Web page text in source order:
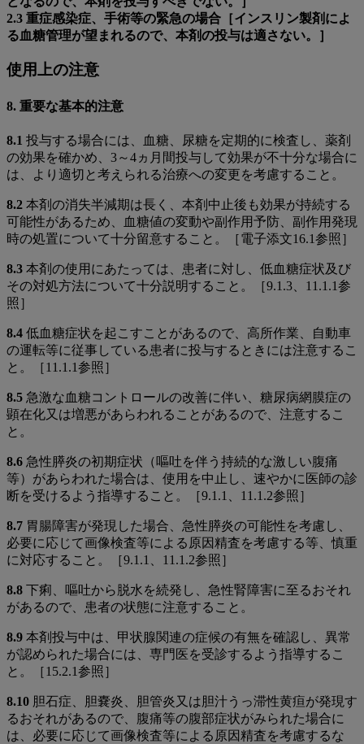
項
等
情
報
2.3 重症感染症、手術等の緊急の場合［インスリン製剤によ
る血糖管理が望まれるので、本剤の投与は適さない。］
使用上の注意
8. 重要な基本的注意
8.1 投与する場合には、血糖、尿糖を定期的に検査し、薬剤
の効果を確かめ、3～4ヵ月間投与して効果が不十分な場合に
は、より適切と考えられる治療への変更を考慮すること。
8.2 本剤の消失半減期は長く、本剤中止後も効果が持続する
可能性があるため、血糖値の変動や副作用予防、副作用発現
時の処置について十分留意すること。［電子添文16.1参照］
8.3 本剤の使用にあたっては、患者に対し、低血糖症状及び
その対処方法について十分説明すること。［9.1.3、11.1.1参
照］
8.4 低血糖症状を起こすことがあるので、高所作業、自動車
の運転等に従事している患者に投与するときには注意するこ
と。［11.1.1参照］
8.5 急激な血糖コントロールの改善に伴い、糖尿病網膜症の
顕在化又は増悪があらわれることがあるので、注意するこ
と。
8.6 急性膵炎の初期症状（嘔吐を伴う持続的な激しい腹痛
等）があらわれた場合は、使用を中止し、速やかに医師の診
断を受けるよう指導すること。［9.1.1、11.1.2参照］
8.7 胃腸障害が発現した場合、急性膵炎の可能性を考慮し、
必要に応じて画像検査等による原因精査を考慮する等、慎重
に対応すること。［9.1.1、11.1.2参照］
8.8 下痢、嘔吐から脱水を続発し、急性腎障害に至るおそれ
があるので、患者の状態に注意すること。
8.9 本剤投与中は、甲状腺関連の症候の有無を確認し、異常
が認められた場合には、専門医を受診するよう指導するこ
と。［15.2.1参照］
8.10 胆石症、胆嚢炎、胆管炎又は胆汁うっ滞性黄疸が発現す
るおそれがあるので、腹痛等の腹部症状がみられた場合に
は、必要に応じて画像検査等による原因精査を考慮するな